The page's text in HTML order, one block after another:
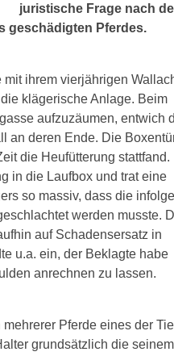
juristische Frage nach
geschädigten Pferdes.
ihrem vierjährigen
klägerische Anlage. Beim
aufzuzäumen, entwich
an deren Ende. Die
die Heufütterung stattfand.
in die Laufbox und trat eine
so massiv, dass die infolge
werden musste.
auf Schadensersatz in
u.a. ein, der Beklagte habe
anrechnen zu lassen.
Pferde eines der
grundsätzlich die seinem